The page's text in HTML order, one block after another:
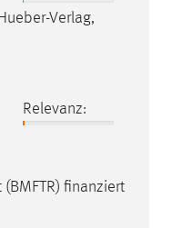
Verlag,
Relevanz:
(BMFTR) finanziert